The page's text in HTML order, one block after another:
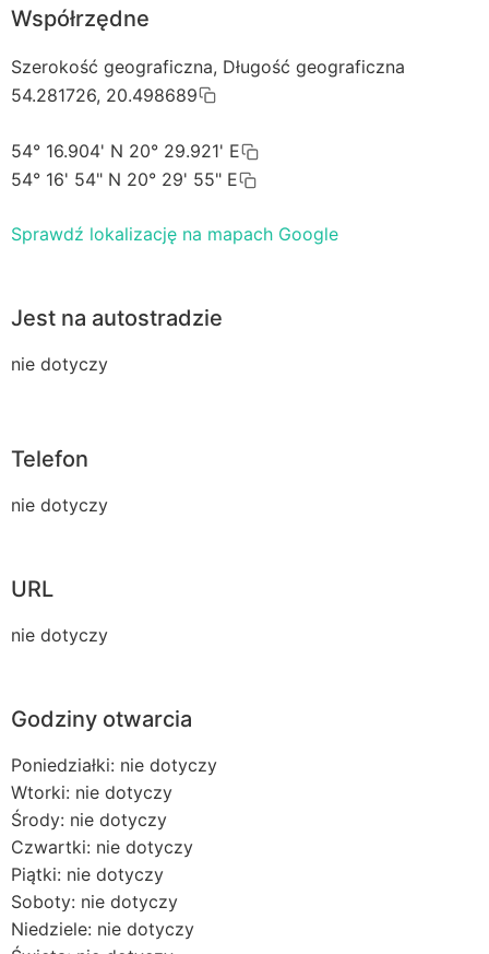
Współrzędne
Szerokość geograficzna, Długość geograficzna
54.281726, 20.498689
54° 16.904' N 20° 29.921' E
54° 16' 54" N 20° 29' 55" E
Sprawdź lokalizację na mapach Google
Jest na autostradzie
nie dotyczy
Telefon
nie dotyczy
URL
nie dotyczy
Godziny otwarcia
Poniedziałki: nie dotyczy
Wtorki: nie dotyczy
Środy: nie dotyczy
Czwartki: nie dotyczy
Piątki: nie dotyczy
Soboty: nie dotyczy
Niedziele: nie dotyczy